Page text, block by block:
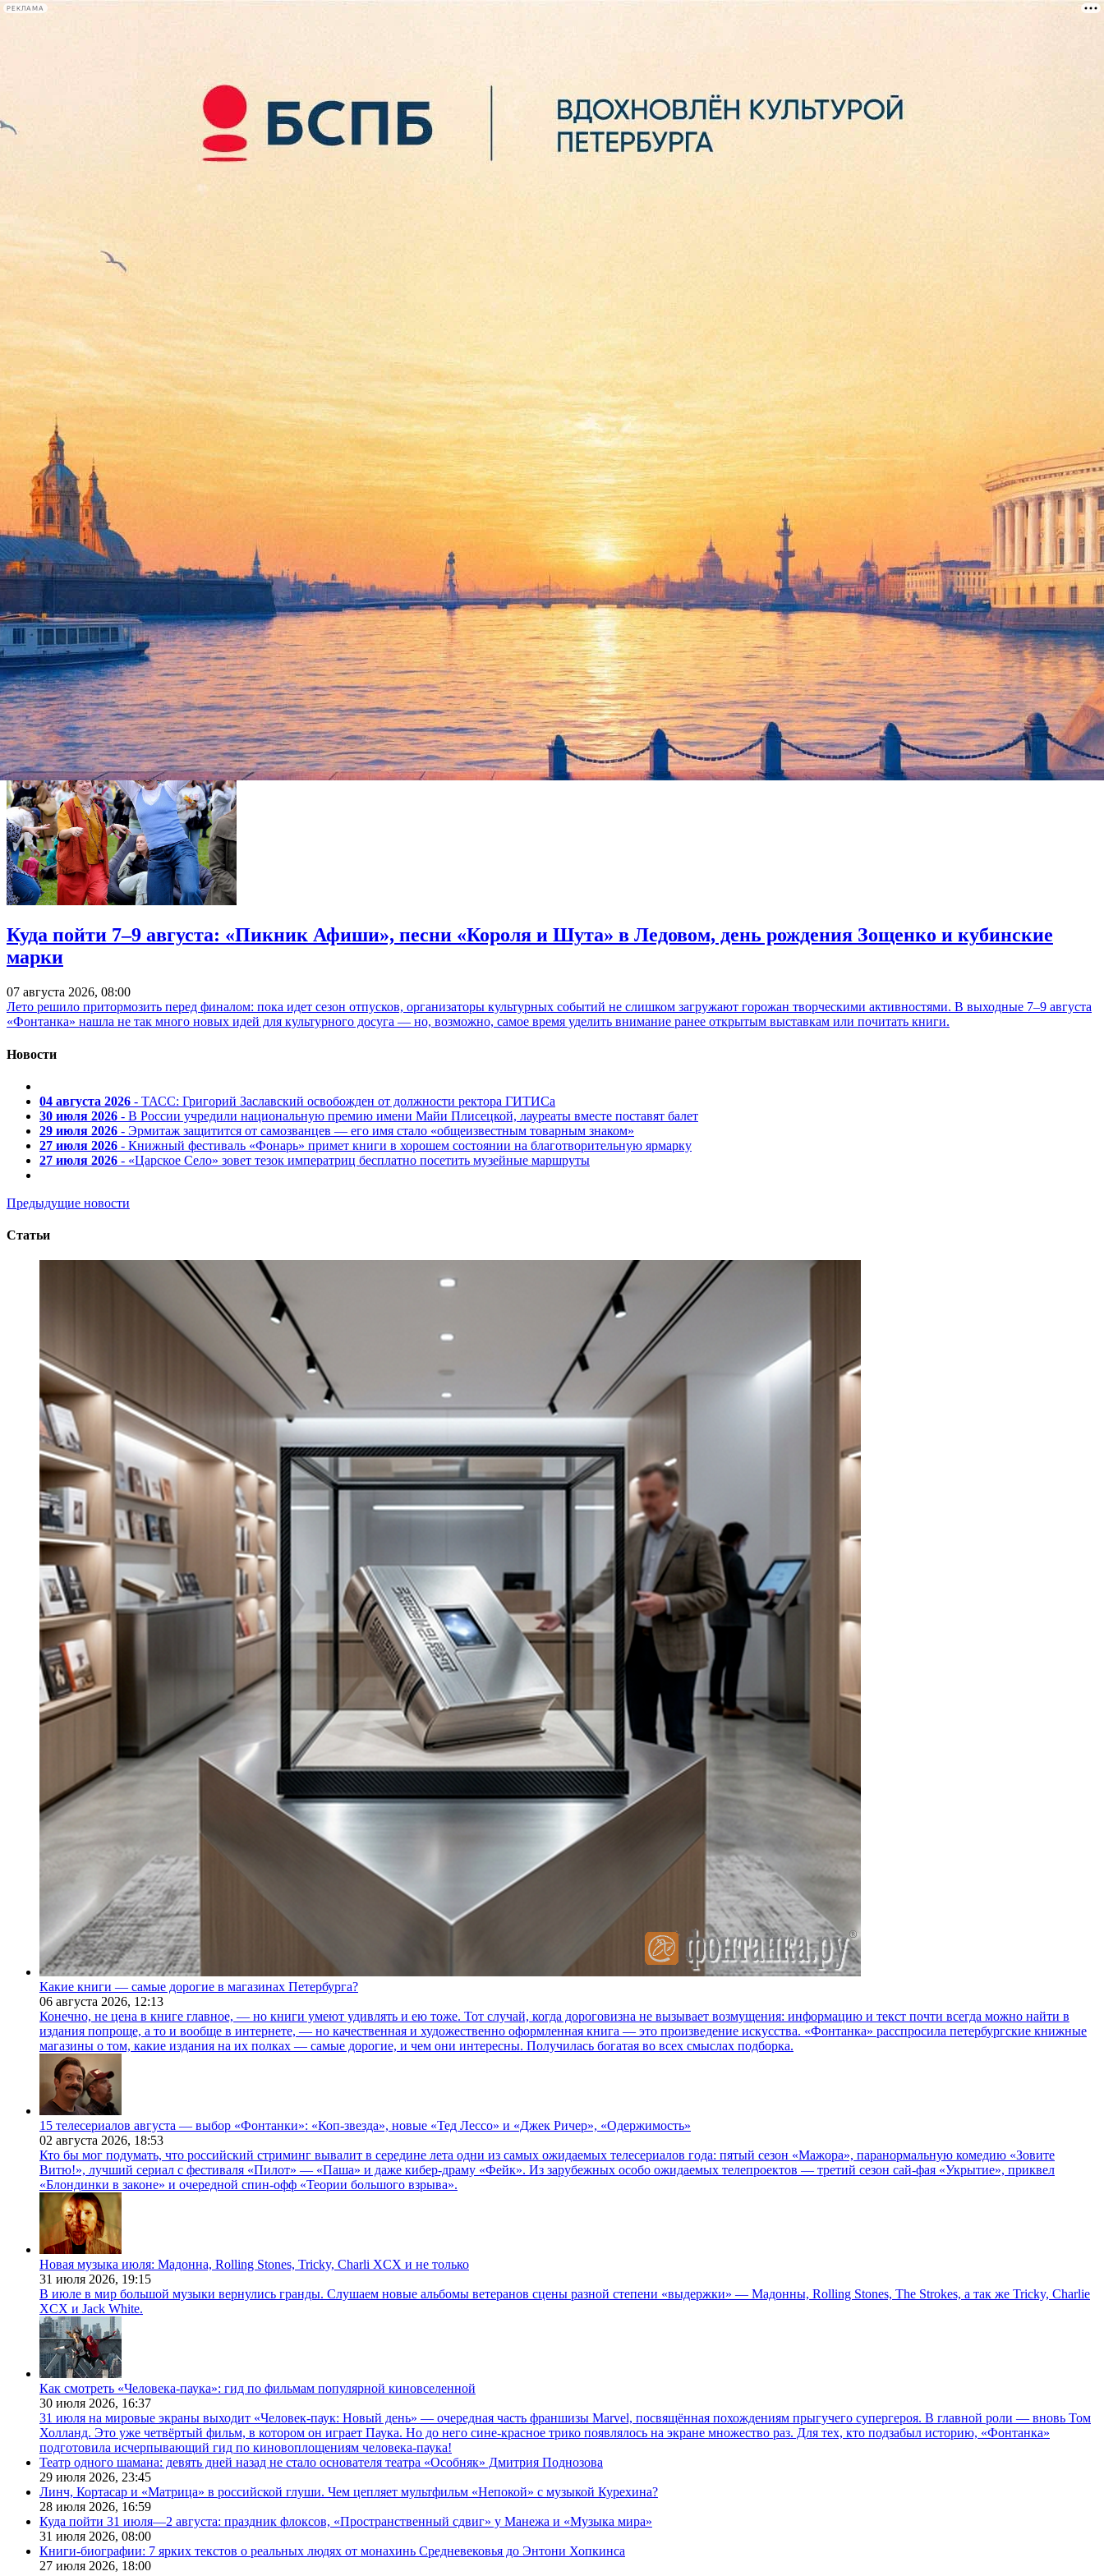
РЕКЛАМА
лекции
книги
На счету Ди Каприо - еще одна премия за "Выжившего"
01 февраля 2016,
Гильдия киноактеров США SAG Awards озвучила свои предпочтения по итогам 2015 года. За лучшую мужскую роль приз получил Леонардо Ди Каприо за работу в фильме "Выживший".
Лучшей актрисов названа Бри Ларсон за роль в картине "Комната".
Главную премию – вручаемую всему актерскому составу картины за выдающееся профессиональное мастерство – получил фильм "В центре внимания".
Напомним, что одной из главных интриг церемонии "Оскар-2016", которая пройдет в Голливуде на 28 февраля, является вопрос, получит или не получит заветную статуэтку суперзвездный
Леонардо Ди Каприо, до сих пор не удоенный этой самой престижной кинопремии мира На данный момент кумир миллионов уже имеет за "Выжившего" несколько престижных наград:
прежде всего, "Золотой глобус", а также – премию кинокритиков США и многочисленные региональные премии – премию Общества кинокритиков Центрального Огайо, премию
Ассоциации кинокритиков Чикаго, премию Ассоциации кинокритиков Джорджии и многие другие.
Фонтанка.ру
Куда пойти 7–9 августа: «Пикник Афиши», песни «Короля и Шута» в Ледовом, день рождения Зощенко и кубинские
марки
07 августа 2026, 08:00
Лето решило притормозить перед финалом: пока идет сезон отпусков, организаторы культурных событий не слишком загружают горожан творческими активностями. В выходные 7–9 августа
«Фонтанка» нашла не так много новых идей для культурного досуга — но, возможно, самое время уделить внимание ранее открытым выставкам или почитать книги.
Новости
04 августа 2026 - ТАСС: Григорий Заславский освобожден от должности ректора ГИТИСа
30 июля 2026 - В России учредили национальную премию имени Майи Плисецкой, лауреаты вместе поставят балет
29 июля 2026 - Эрмитаж защитится от самозванцев — его имя стало «общеизвестным товарным знаком»
27 июля 2026 - Книжный фестиваль «Фонарь» примет книги в хорошем состоянии на благотворительную ярмарку
27 июля 2026 - «Царское Село» зовет тезок императриц бесплатно посетить музейные маршруты
Предыдущие новости
Статьи
Какие книги — самые дорогие в магазинах Петербурга?
06 августа 2026, 12:13
Конечно, не цена в книге главное, — но книги умеют удивлять и ею тоже. Тот случай, когда дороговизна не вызывает возмущения: информацию и текст почти всегда можно найти в
издания попроще, а то и вообще в интернете, — но качественная и художественно оформленная книга — это произведение искусства. «Фонтанка» расспросила петербургские книжные
магазины о том, какие издания на их полках — самые дорогие, и чем они интересны. Получилась богатая во всех смыслах подборка.
15 телесериалов августа — выбор «Фонтанки»: «Коп-звезда», новые «Тед Лессо» и «Джек Ричер», «Одержимость»
02 августа 2026, 18:53
Кто бы мог подумать, что российский стриминг вывалит в середине лета одни из самых ожидаемых телесериалов года: пятый сезон «Мажора», паранормальную комедию «Зовите
Витю!», лучший сериал с фестиваля «Пилот» — «Паша» и даже кибер-драму «Фейк». Из зарубежных особо ожидаемых телепроектов — третий сезон сай-фая «Укрытие», приквел
«Блондинки в законе» и очередной спин-офф «Теории большого взрыва».
Новая музыка июля: Мадонна, Rolling Stones, Tricky, Charli XCX и не только
31 июля 2026, 19:15
В июле в мир большой музыки вернулись гранды. Слушаем новые альбомы ветеранов сцены разной степени «выдержки» — Мадонны, Rolling Stones, The Strokes, а так же Tricky, Charlie
XCX и Jack White.
Как смотреть «Человека-паука»: гид по фильмам популярной киновселенной
30 июля 2026, 16:37
31 июля на мировые экраны выходит «Человек-паук: Новый день» — очередная часть франшизы Marvel, посвящённая похождениям прыгучего супергероя. В главной роли — вновь Том
Холланд. Это уже четвёртый фильм, в котором он играет Паука. Но до него сине-красное трико появлялось на экране множество раз. Для тех, кто подзабыл историю, «Фонтанка»
подготовила исчерпывающий гид по киновоплощениям человека-паука!
Театр одного шамана: девять дней назад не стало основателя театра «Особняк» Дмитрия Поднозова
29 июля 2026, 23:45
Линч, Кортасар и «Матрица» в российской глуши. Чем цепляет мультфильм «Непокой» с музыкой Курехина?
28 июля 2026, 16:59
Куда пойти 31 июля—2 августа: праздник флоксов, «Пространственный сдвиг» у Манежа и «Музыка мира»
31 июля 2026, 08:00
Книги-биографии: 7 ярких текстов о реальных людях от монахинь Средневековья до Энтони Хопкинса
27 июля 2026, 18:00